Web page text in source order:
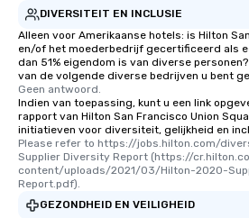
DIVERSITEIT EN INCLUSIE
Alleen voor Amerikaanse hotels: is Hilton
en/of het moederbedrijf gecertificeerd als
dan 51% eigendom is van diverse
van de volgende diverse bedrijven u bent
Geen antwoord.
Indien van toepassing, kunt u een link
rapport van Hilton San Francisco Union
initiatieven voor diversiteit, gelijkheid en
Please refer to https://jobs.hilton.com/
Supplier Diversity Report (https://
content/uploads/2021/03/Hilton-2020-
Report.pdf).
GEZONDHEID EN VEILIGHEID